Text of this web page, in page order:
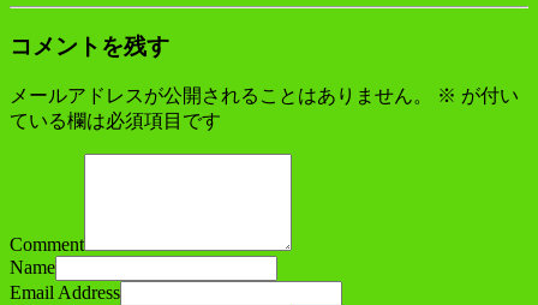
コメントを残す
メールアドレスが公開されることはありません。 ※ が付い
ている欄は必須項目です
Comment
Name
Email Address